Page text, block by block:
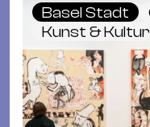
Basel Stadt
Kunst & Kultur